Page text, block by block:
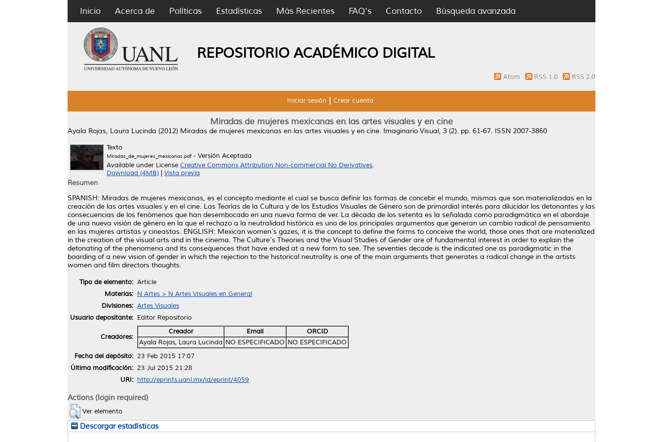
Inicio Acerca de Políticas Estadísticas Más Recientes FAQ's Contacto Búsqueda avanzada
REPOSITORIO ACADÉMICO DIGITAL
Atom RSS 1.0 RSS 2.0
Iniciar sesión Crear cuenta
Miradas de mujeres mexicanas en las artes visuales y en cine
Ayala Rojas, Laura Lucinda (2012) Miradas de mujeres mexicanas en las artes visuales y en cine. Imaginario Visual, 3 (2). pp. 61-67. ISSN 2007-3860
Texto
Miradas_de_mujeres_mexicanas.pdf- Versión Aceptada
Available under License Creative Commons Attribution Non-commercial No Derivatives.
Download (4MB)
Vista previa
Resumen
SPANISH: Miradas de mujeres mexicanas, es el concepto mediante el cual se busca definir las formas de concebir el mundo, mismas que son materializadas en la
creación de las artes visuales y en el cine. Las Teorías de la Cultura y de los Estudios Visuales de Género son de primordial interés para dilucidar los detonantes y las
consecuencias de los fenómenos que han desembocado en una nueva forma de ver. La década de los setenta es la señalada como paradigmática en el abordaje
de una nueva visión de género en la que el rechazo a la neutralidad histórica es uno de los principales argumentos que generan un cambio radical de pensamiento
en las mujeres artistas y cineastas. ENGLISH: Mexican women´s gazes, it is the concept to define the forms to conceive the world, those ones that are materialized
in the creation of the visual arts and in the cinema. The Culture´s Theories and the Visual Studies of Gender are of fundamental interest in order to explain the
detonating of the phenomena and its consequences that have ended at a new form to see. The seventies decade is the indicated one as paradigmatic in the
boarding of a new vision of gender in which the rejection to the historical neutrality is one of the main arguments that generates a radical change in the artists
women and film directors thoughts.
Tipo de elemento: Article
Materias: N Artes > N Artes Visuales en General
Divisiones: Artes Visuales
Usuario depositante: Editor Repositorio
Creadores:
Creador Email
ORCID
Ayala Rojas, Laura Lucinda NO ESPECIFICADO NO ESPECIFICADO
Fecha del depósito: 23 Feb 2015 17:07
Última modificación: 23 Jul 2015 21:28
URI: http://eprints.uanl.mx/id/eprint/4059
Actions (login required)
Ver elemento
Descargar estadísticas